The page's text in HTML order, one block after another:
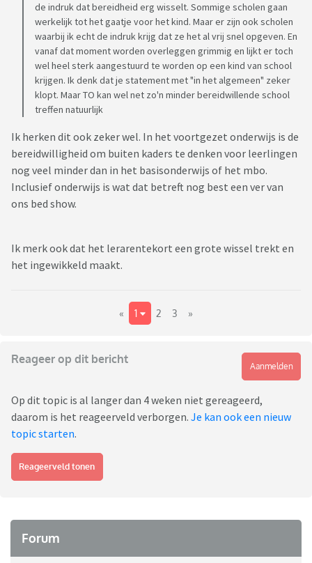
de indruk dat bereidheid erg wisselt. Sommige scholen gaan
werkelijk tot het gaatje voor het kind. Maar er zijn ook scholen
waarbij ik echt de indruk krijg dat ze het al vrij snel opgeven. En
vanaf dat moment worden overleggen grimmig en lijkt er toch
wel heel sterk aangestuurd te worden op een kind van school
krijgen. Ik denk dat je statement met "in het algemeen" zeker
klopt. Maar TO kan wel net zo'n minder bereidwillende school
treffen natuurlijk
Ik herken dit ook zeker wel. In het voortgezet onderwijs is de
bereidwilligheid om buiten kaders te denken voor leerlingen
nog veel minder dan in het basisonderwijs of het mbo.
Inclusief onderwijs is wat dat betreft nog best een ver van
ons bed show.
Ik merk ook dat het lerarentekort een grote wissel trekt en
het ingewikkeld maakt.
« 1 2 3 »
Reageer op dit bericht
Aanmelden
Op dit topic is al langer dan 4 weken niet gereageerd,
daarom is het reageerveld verborgen. Je kan ook een nieuw
topic starten.
Reageerveld tonen
Forum